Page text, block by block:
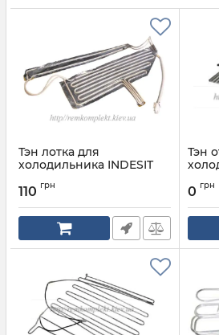
Тэн лотка для
холодильника INDESIT
Артикул:
110 грн
Тэн
0 грн